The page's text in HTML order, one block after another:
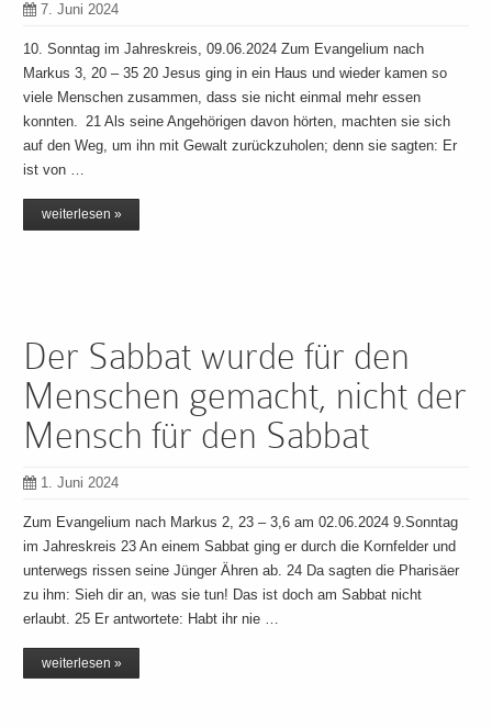
7. Juni 2024
10. Sonntag im Jahreskreis, 09.06.2024 Zum Evangelium nach
Markus 3, 20 – 35 20 Jesus ging in ein Haus und wieder kamen so
viele Menschen zusammen, dass sie nicht einmal mehr essen
konnten. 21 Als seine Angehörigen davon hörten, machten sie sich
auf den Weg, um ihn mit Gewalt zurückzuholen; denn sie sagten: Er
ist von …
weiterlesen »
Der Sabbat wurde für den
Menschen gemacht, nicht der
Mensch für den Sabbat
1. Juni 2024
Zum Evangelium nach Markus 2, 23 – 3,6 am 02.06.2024 9.Sonntag
im Jahreskreis 23 An einem Sabbat ging er durch die Kornfelder und
unterwegs rissen seine Jünger Ähren ab. 24 Da sagten die Pharisäer
zu ihm: Sieh dir an, was sie tun! Das ist doch am Sabbat nicht
erlaubt. 25 Er antwortete: Habt ihr nie …
weiterlesen »